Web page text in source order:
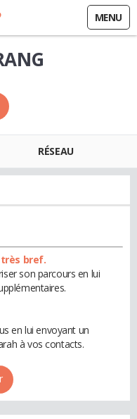
MENU
RÉSEAU
bref.
son parcours en lui
en lui envoyant un
à vos contacts.